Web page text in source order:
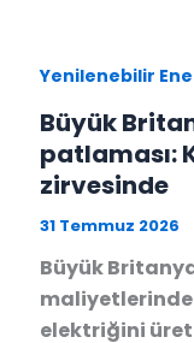
Yenilenebilir
Büyük
patlaması:
zirvesinde
31 Temmuz 2026
Büyük
elektriğini